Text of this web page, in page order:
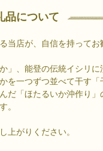
品について
当店が、自信を持ってお
」、能登の伝統イシリに
を一つずつ並べて干す「
だ「ほたるいか沖作り」
。
上がりください。